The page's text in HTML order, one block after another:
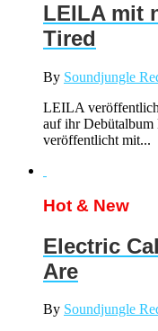
LEILA mit
Tired
By Soundjungle
LEILA
auf ihr
veröffentlicht mit...
Hot & New
Electric
Are
By Soundjungle